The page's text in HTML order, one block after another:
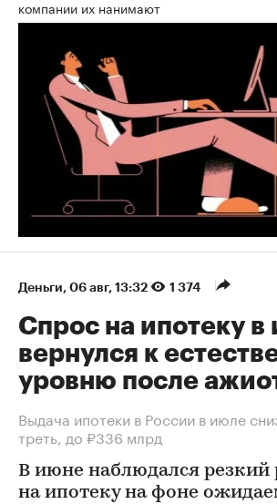
компании их нанимают
Деньги 06 авг, 13:32 1 374
Спрос на ипотеку
вернулся к
уровню после
Выдача ипотеки в России в июле
треть, до ₽336 млрд
В июне наблюдался резкий
на ипотеку на фоне